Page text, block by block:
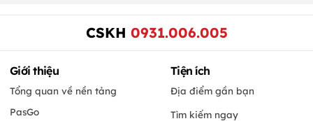
CSKH 0931.006.005
Giới thiệu
Tổng quan về nền tảng
PasGo
Tiện ích
Địa điểm gần bạn
Tìm kiếm ngay